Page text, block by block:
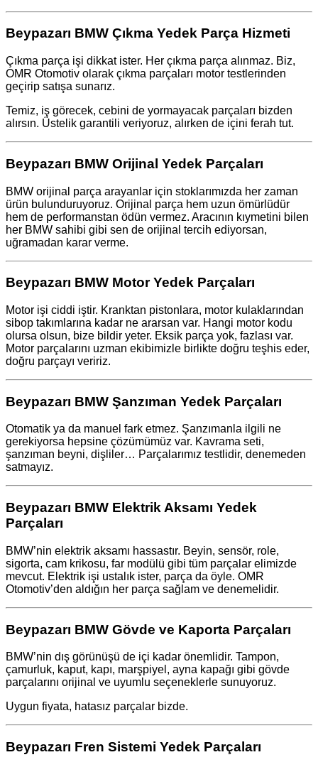
Beypazarı BMW Çıkma Yedek Parça Hizmeti
Çıkma parça işi dikkat ister. Her çıkma parça alınmaz. Biz,
OMR Otomotiv olarak çıkma parçaları motor testlerinden
geçirip satışa sunarız.
Temiz, iş görecek, cebini de yormayacak parçaları bizden
alırsın. Üstelik garantili veriyoruz, alırken de içini ferah tut.
Beypazarı BMW Orijinal Yedek Parçaları
BMW orijinal parça arayanlar için stoklarımızda her zaman
ürün bulunduruyoruz. Orijinal parça hem uzun ömürlüdür
hem de performanstan ödün vermez. Aracının kıymetini bilen
her BMW sahibi gibi sen de orijinal tercih ediyorsan,
uğramadan karar verme.
Beypazarı BMW Motor Yedek Parçaları
Motor işi ciddi iştir. Kranktan pistonlara, motor kulaklarından
sibop takımlarına kadar ne ararsan var. Hangi motor kodu
olursa olsun, bize bildir yeter. Eksik parça yok, fazlası var.
Motor parçalarını uzman ekibimizle birlikte doğru teşhis eder,
doğru parçayı veririz.
Beypazarı BMW Şanzıman Yedek Parçaları
Otomatik ya da manuel fark etmez. Şanzımanla ilgili ne
gerekiyorsa hepsine çözümümüz var. Kavrama seti,
şanzıman beyni, dişliler… Parçalarımız testlidir, denemeden
satmayız.
Beypazarı BMW Elektrik Aksamı Yedek
Parçaları
BMW’nin elektrik aksamı hassastır. Beyin, sensör, role,
sigorta, cam krikosu, far modülü gibi tüm parçalar elimizde
mevcut. Elektrik işi ustalık ister, parça da öyle. OMR
Otomotiv’den aldığın her parça sağlam ve denemelidir.
Beypazarı BMW Gövde ve Kaporta Parçaları
BMW’nin dış görünüşü de içi kadar önemlidir. Tampon,
çamurluk, kaput, kapı, marşpiyel, ayna kapağı gibi gövde
parçalarını orijinal ve uyumlu seçeneklerle sunuyoruz.
Uygun fiyata, hatasız parçalar bizde.
Beypazarı Fren Sistemi Yedek Parçaları